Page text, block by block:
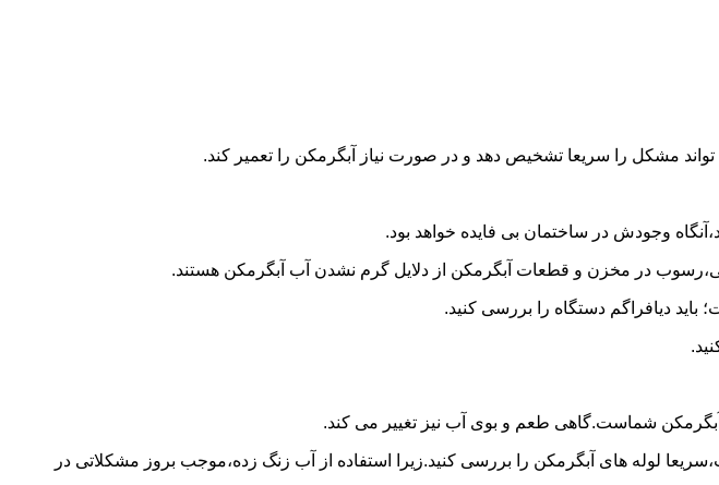
مشکل را سریعا تشخیص دهد و در صورت نیاز آبگرمکن را تعمیر کند.
وجودش در ساختمان بی فایده خواهد بود.
در مخزن و قطعات آبگرمکن از دلایل گرم نشدن آب آبگرمکن هستند.
دیافراگم دستگاه را بررسی کنید.
شماست.گاهی طعم و بوی آب نیز تغییر می کند.
لوله های آبگرمکن را بررسی کنید.زیرا استفاده از آب زنگ زده،موجب بروز مشکلاتی در